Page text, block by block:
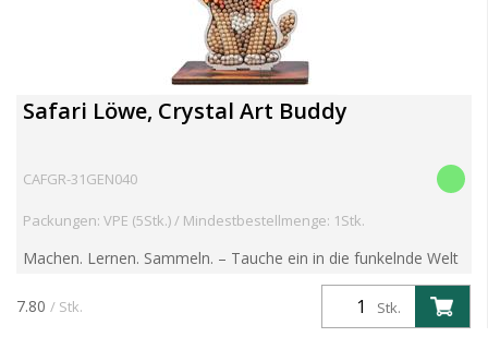
Safari Löwe, Crystal Art Buddy
CAFGR-31GEN040
Packungen: VPE (5Stk.) / Mindestbestellmenge: 1Stk.
Machen. Lernen. Sammeln. – Tauche ein in die funkelnde Welt
der Crystal Art Wildlife Buddies! Entdecke die brandneue
Crystal Art Wildlife Buddies Kollektion – eine faszin...Stk.
7.80 / Stk.